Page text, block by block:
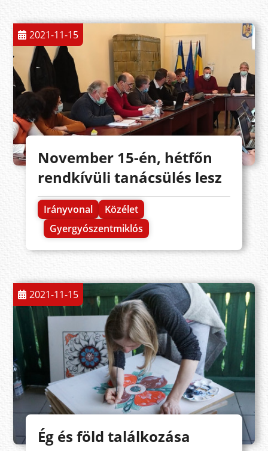
2021-11-15
November 15-én, hétfőn
rendkívüli tanácsülés lesz
Irányvonal
Közélet
Gyergyószentmiklós
2021-11-15
Ég és föld találkozása